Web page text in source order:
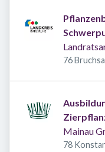
76
Mainau
78